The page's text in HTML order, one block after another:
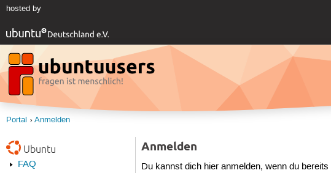
hosted by
Portal Anmelden
Ubuntu
FAQ
Anmelden
Du kannst dich hier anmelden, wenn du bereits